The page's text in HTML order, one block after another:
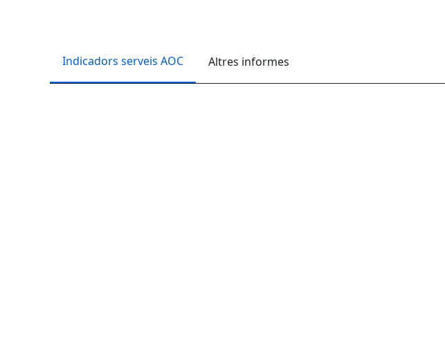
Indicadors serveis AOC Altres informes